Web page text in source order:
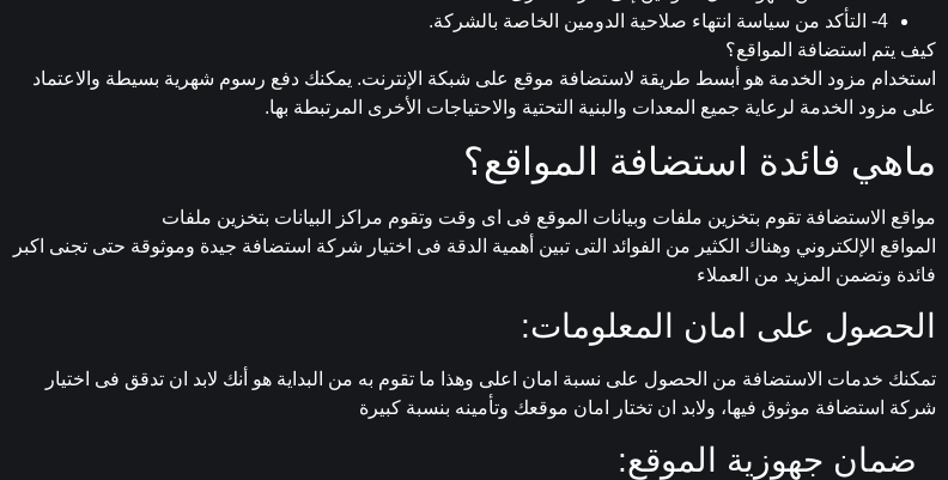
4- التأكد من سياسة انتهاء صلاحية الدومين الخاصة بالشركة.
كيف يتم استضافة المواقع؟
استخدام مزود الخدمة هو أبسط طريقة لاستضافة موقع على شبكة الإنترنت. يمكنك دفع رسوم شهرية بسيطة والاعتماد
على مزود الخدمة لرعاية جميع المعدات والبنية التحتية والاحتياجات الأخرى المرتبطة بها.
ماهي فائدة استضافة المواقع؟
مواقع الاستضافة تقوم بتخزين ملفات وبيانات الموقع فى اى وقت وتقوم مراكز البيانات بتخزين ملفات
المواقع الإلكتروني وهناك الكثير من الفوائد التى تبين أهمية الدقة فى اختيار شركة استضافة جيدة وموثوقة حتى تجنى اكبر
فائدة وتضمن المزيد من العملاء
الحصول على امان المعلومات:
تمكنك خدمات الاستضافة من الحصول على نسبة امان اعلى وهذا ما تقوم به من البداية هو أنك لابد ان تدقق فى اختيار
شركة استضافة موثوق فيها، ولابد ان تختار امان موقعك وتأمينه بنسبة كبيرة
ضمان جهوزية الموقع: